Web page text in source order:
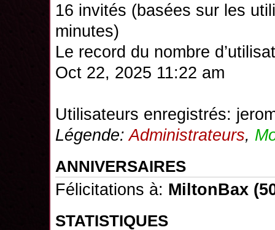
16 invités (basées sur les
minutes)
Le record du nombre
Oct 22, 2025 11:22 am
Utilisateurs enregistrés:
Légende:Administrateurs,
ANNIVERSAIRES
Félicitations à: MiltonBax
STATISTIQUES